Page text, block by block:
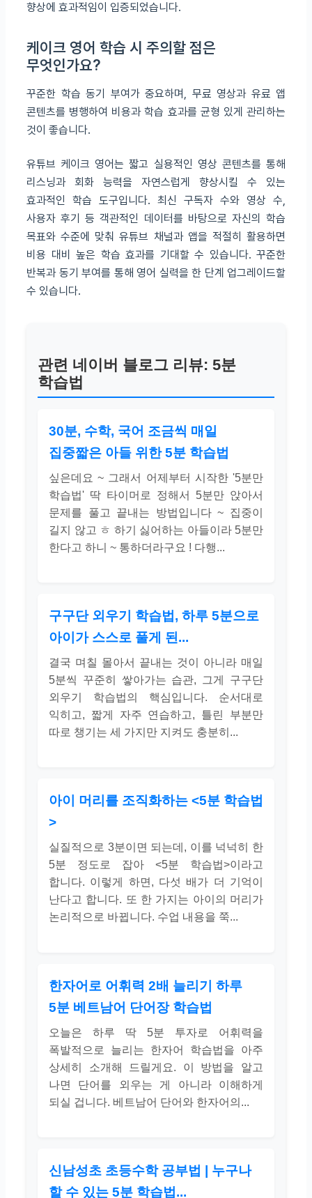
향상에 효과적임이 입증되었습니다.
케이크 영어 학습 시 주의할 점은
무엇인가요?
꾸준한 학습 동기 부여가 중요하며, 무료 영상과 유료 앱
콘텐츠를 병행하여 비용과 학습 효과를 균형 있게 관리하는
것이 좋습니다.
유튜브 케이크 영어는 짧고 실용적인 영상 콘텐츠를 통해
리스닝과 회화 능력을 자연스럽게 향상시킬 수 있는
효과적인 학습 도구입니다. 최신 구독자 수와 영상 수,
사용자 후기 등 객관적인 데이터를 바탕으로 자신의 학습
목표와 수준에 맞춰 유튜브 채널과 앱을 적절히 활용하면
비용 대비 높은 학습 효과를 기대할 수 있습니다. 꾸준한
반복과 동기 부여를 통해 영어 실력을 한 단계 업그레이드할
수 있습니다.
관련 네이버 블로그 리뷰: 5분
학습법
30분, 수학, 국어 조금씩 매일
집중짧은 아들 위한 5분 학습법
싶은데요 ~ 그래서 어제부터 시작한 '5분만
학습법' 딱 타이머로 정해서 5분만 앉아서
문제를 풀고 끝내는 방법입니다 ~ 집중이
길지 않고 ㅎ 하기 싫어하는 아들이라 5분만
한다고 하니 ~ 통하더라구요 ! 다행...
구구단 외우기 학습법, 하루 5분으로
아이가 스스로 풀게 된...
결국 며칠 몰아서 끝내는 것이 아니라 매일
5분씩 꾸준히 쌓아가는 습관, 그게 구구단
외우기 학습법의 핵심입니다. 순서대로
익히고, 짧게 자주 연습하고, 틀린 부분만
따로 챙기는 세 가지만 지켜도 충분히...
아이 머리를 조직화하는 <5분 학습법
>
실질적으로 3분이면 되는데, 이를 넉넉히 한
5분 정도로 잡아 <5분 학습법>이라고
합니다. 이렇게 하면, 다섯 배가 더 기억이
난다고 합니다. 또 한 가지는 아이의 머리가
논리적으로 바뀝니다. 수업 내용을 쭉...
한자어로 어휘력 2배 늘리기 하루
5분 베트남어 단어장 학습법
오늘은 하루 딱 5분 투자로 어휘력을
폭발적으로 늘리는 한자어 학습법을 아주
상세히 소개해 드릴게요. 이 방법을 알고
나면 단어를 외우는 게 아니라 이해하게
되실 겁니다. 베트남어 단어와 한자어의...
신남성초 초등수학 공부법 | 누구나
할 수 있는 5분 학습법...